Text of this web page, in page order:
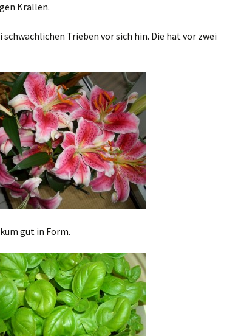
Krallen.
Trieben vor sich hin. Die hat vor zwei
gut in Form.